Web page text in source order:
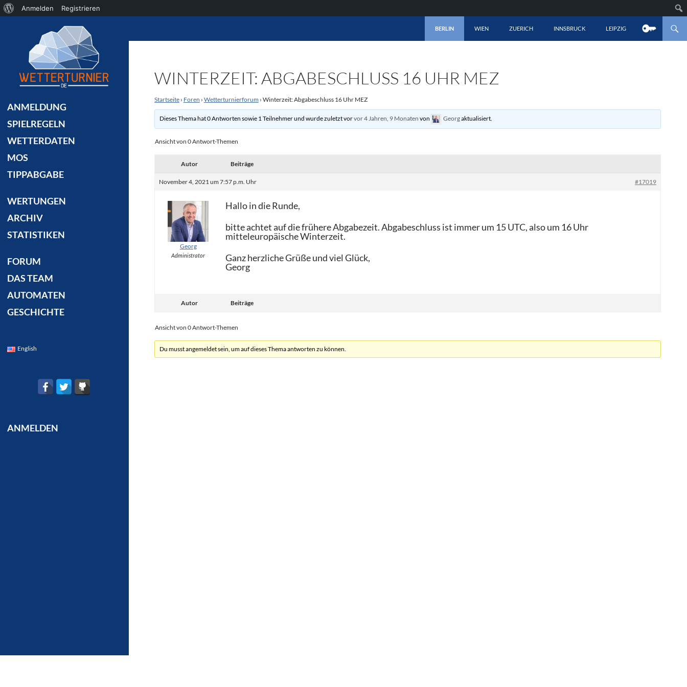
BERLIN
WIEN ZUERICH INNSBRUCK LEIPZIG
WINTERZEIT: ABGABESCHLUSS 16 UHR MEZ
Startseite › Foren › Wetterturnierforum › Winterzeit: Abgabeschluss 16 Uhr MEZ
Dieses Thema hat 0 Antworten sowie 1 Teilnehmer und wurde zuletzt vorvor 4 Jahren, 9 Monaten von Georgaktualisiert.
Ansicht von 0 Antwort-Themen
Autor Beiträge
November 4, 2021 um 7:57 p.m. Uhr #17019
Georg
Administrator
Hallo in die Runde,
bitte achtet auf die frühere Abgabezeit. Abgabeschluss ist immer um 15 UTC, also um 16 Uhr
mitteleuropäische Winterzeit.
Ganz herzliche Grüße und viel Glück,
Georg
Autor Beiträge
Ansicht von 0 Antwort-Themen
Du musst angemeldet sein, um auf dieses Thema antworten zu können.
ANMELDUNG
SPIELREGELN
WETTERDATEN
MOS
TIPPABGABE
WERTUNGEN
ARCHIV
STATISTIKEN
FORUM
DAS TEAM
AUTOMATEN
GESCHICHTE
English
ANMELDEN
Über
Anmelden Registrieren